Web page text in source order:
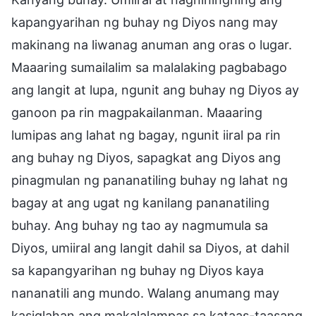
kapangyarihan ng buhay ng Diyos nang may
makinang na liwanag anuman ang oras o lugar.
Maaaring sumailalim sa malalaking pagbabago
ang langit at lupa, ngunit ang buhay ng Diyos ay
ganoon pa rin magpakailanman. Maaaring
lumipas ang lahat ng bagay, ngunit iiral pa rin
ang buhay ng Diyos, sapagkat ang Diyos ang
pinagmulan ng pananatiling buhay ng lahat ng
bagay at ang ugat ng kanilang pananatiling
buhay. Ang buhay ng tao ay nagmumula sa
Diyos, umiiral ang langit dahil sa Diyos, at dahil
sa kapangyarihan ng buhay ng Diyos kaya
nananatili ang mundo. Walang anumang may